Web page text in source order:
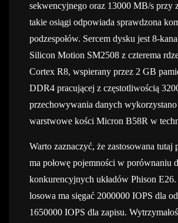
sekwencyjnego oraz 13000 MB/s przy
takie osiągi odpowiada sprawdzona
podzespołów. Sercem dysku jest 8-
Silicon Motion SM2508 z czterema
Cortex R8, wspierany przez 2 GB
DDR4 pracującej z częstotliwością
przechowywania danych
warstwowe kości Micron B58R w
Warto zaznaczyć, że zastosowana
ma połowę pojemności w porównaniu
konkurencyjnych układów Phison
losowa ma sięgać 2000000 IOPS dla
1650000 IOPS dla zapisu.